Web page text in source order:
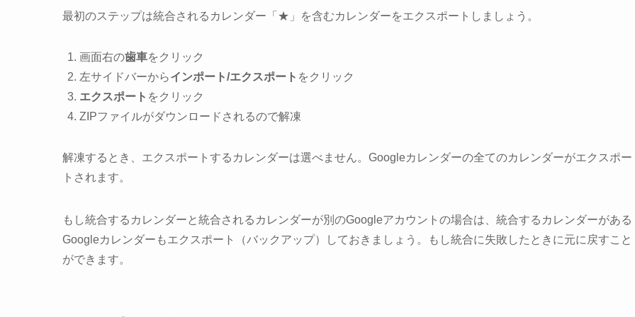
最初のステップは統合されるカレンダー「★」を含むカレンダーをエクスポートしましょう。
画面右の歯車をクリック
左サイドバーからインポート/エクスポート をクリック
エクスポート をクリック
ZIPファイルがダウンロードされるので解凍
解凍するとき、エクスポートするカレンダーは選べません。Googleカレンダーの全てのカレンダーがエクスポー
トされます。
もし統合するカレンダーと統合されるカレンダーが別のGoogleアカウントの場合は、統合するカレンダーがある
Googleカレンダーもエクスポート（バックアップ）しておきましょう。もし統合に失敗したときに元に戻すこと
ができます。